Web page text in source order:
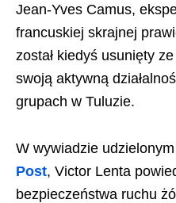
Jean-Yves Camus,
francuskiej skrajnej
został kiedyś usunięty
swoją aktywną
grupach w Tuluzie.
W wywiadzie
Post, Victor Lenta
bezpieczeństwa ruchu